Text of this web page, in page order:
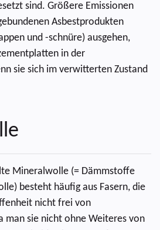
sind. Größere Emissionen
Asbestprodukten
und -schnüre) ausgehen,
in der
sie sich im verwitterten Zustand
Mineralwolle (= Dämmstoffe
besteht häufig aus Fasern, die
nicht frei von
man sie nicht ohne Weiteres von